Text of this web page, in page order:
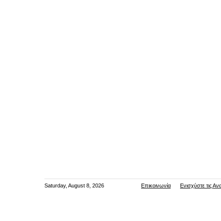
Saturday, August 8, 2026 Επικοινωνία Ενισχύστε τις